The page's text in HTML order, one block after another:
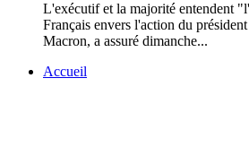
L'exécutif et la majorité entendent
Français envers l'action du
Macron, a assuré dimanche...
Accueil